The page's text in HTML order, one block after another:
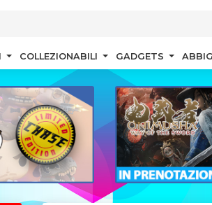
COLLEZIONABILI GADGETS